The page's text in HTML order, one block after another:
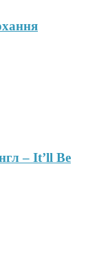
– It’ll Be